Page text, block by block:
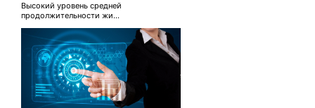
Высокий уровень средней
продолжительности жи...